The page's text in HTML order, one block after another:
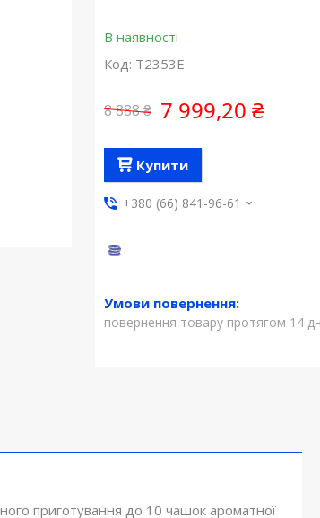
В наявності
Код: T2353E
8 888 ₴ 7 999,20 ₴
Купити
+380 (66) 841-96-61
повернення товару протягом 14
приготування до 10 чашок ароматної